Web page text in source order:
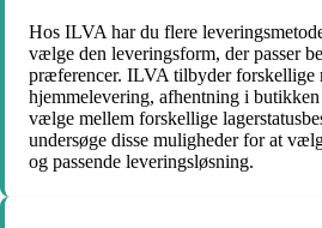
Hos ILVA har du flere
vælge den leveringsform, der passer
præferencer. ILVA tilbyder forskellige
hjemmelevering, afhentning i
vælge mellem forskellige
undersøge disse muligheder for at
og passende leveringsløsning.